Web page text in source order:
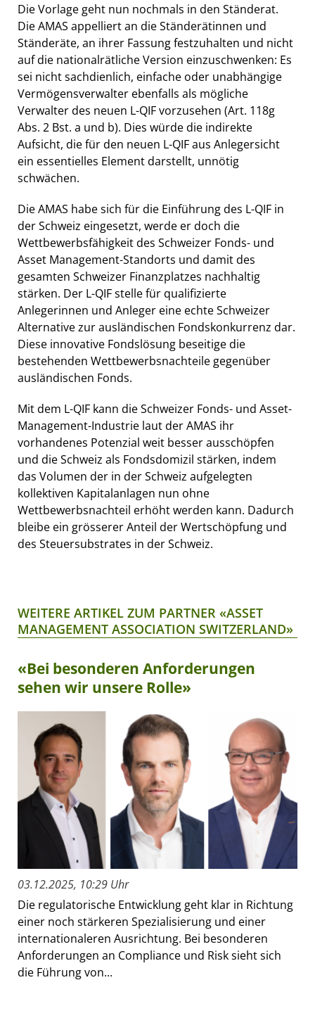
Die Vorlage geht nun nochmals in den Ständerat.
Die AMAS appelliert an die Ständerätinnen und
Ständeräte, an ihrer Fassung festzuhalten und nicht
auf die nationalrätliche Version einzuschwenken: Es
sei nicht sachdienlich, einfache oder unabhängige
Vermögensverwalter ebenfalls als mögliche
Verwalter des neuen L-QIF vorzusehen (Art. 118g
Abs. 2 Bst. a und b). Dies würde die indirekte
Aufsicht, die für den neuen L-QIF aus Anlegersicht
ein essentielles Element darstellt, unnötig
schwächen.
Die AMAS habe sich für die Einführung des L-QIF in
der Schweiz eingesetzt, werde er doch die
Wettbewerbsfähigkeit des Schweizer Fonds- und
Asset Management-Standorts und damit des
gesamten Schweizer Finanzplatzes nachhaltig
stärken. Der L-QIF stelle für qualifizierte
Anlegerinnen und Anleger eine echte Schweizer
Alternative zur ausländischen Fondskonkurrenz dar.
Diese innovative Fondslösung beseitige die
bestehenden Wettbewerbsnachteile gegenüber
ausländischen Fonds.
Mit dem L-QIF kann die Schweizer Fonds- und Asset-
Management-Industrie laut der AMAS ihr
vorhandenes Potenzial weit besser ausschöpfen
und die Schweiz als Fondsdomizil stärken, indem
das Volumen der in der Schweiz aufgelegten
kollektiven Kapitalanlagen nun ohne
Wettbewerbsnachteil erhöht werden kann. Dadurch
bleibe ein grösserer Anteil der Wertschöpfung und
des Steuersubstrates in der Schweiz.
WEITERE ARTIKEL ZUM PARTNER «ASSET
MANAGEMENT ASSOCIATION SWITZERLAND»
«Bei besonderen Anforderungen
sehen wir unsere Rolle»
03.12.2025, 10:29 Uhr
Die regulatorische Entwicklung geht klar in Richtung
einer noch stärkeren Spezialisierung und einer
internationaleren Ausrichtung. Bei besonderen
Anforderungen an Compliance und Risk sieht sich
die Führung von...